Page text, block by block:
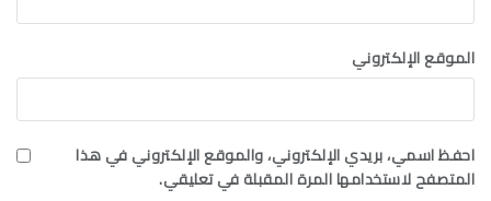
الموقع الإلكتروني
احفظ اسمي، بريدي الإلكتروني، والموقع الإلكتروني في هذا
المتصفح لاستخدامها المرة المقبلة في تعليقي.